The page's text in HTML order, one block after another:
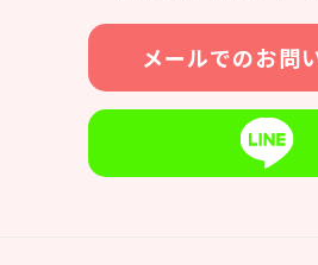
メールでのお問